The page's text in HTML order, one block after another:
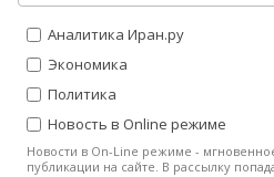
Аналитика Иран.ру
Экономика
Политика
Новость в Online режиме
Новости в On-Line режиме -
публикации на сайте. В рассылку